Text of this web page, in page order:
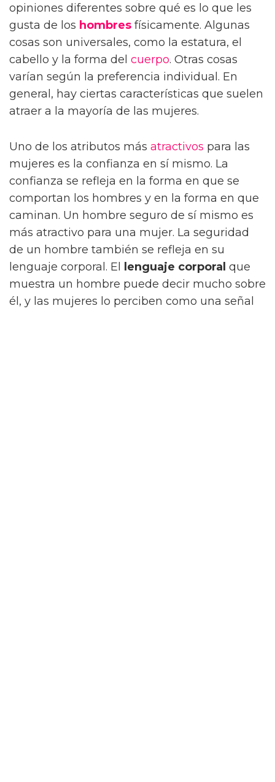
opiniones diferentes sobre qué es lo que les
gusta de los hombres físicamente. Algunas
cosas son universales, como la estatura, el
cabello y la forma del cuerpo. Otras cosas
varían según la preferencia individual. En
general, hay ciertas características que suelen
atraer a la mayoría de las mujeres.
Uno de los atributos más atractivos para las
mujeres es la confianza en sí mismo. La
confianza se refleja en la forma en que se
comportan los hombres y en la forma en que
caminan. Un hombre seguro de sí mismo es
más atractivo para una mujer. La seguridad
de un hombre también se refleja en su
lenguaje corporal. El
lenguaje corporal que
muestra un hombre puede decir mucho sobre
él, y las mujeres lo perciben como una señal